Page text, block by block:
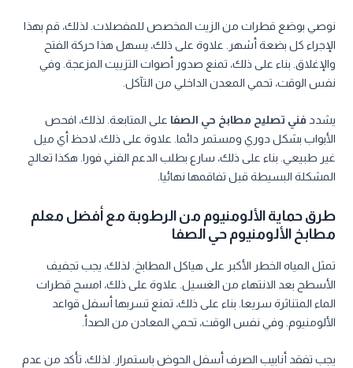
نوصي بوضع قطرات من الزيت المخصص للمفصلات. لذلك، قم بهذا
الإجراء كل بضعة أشهر. علاوة على ذلك، يسهل هذا حركة الفتح
والإغلاق. بناء على ذلك، تمنع صدور أصوات التزييت المزعجة. وفي
نفس الوقت، تحمي المعدن الداخلي من التآكل.
يشدد فني تصليح مطابخ حي الصفا على المتابعة. لذلك، افحص
الأبواب بشكل دوري ومستمر دائما. علاوة على ذلك، لاحظ أي ميل
غير طبيعي. بناء على ذلك، سارع بطلب الدعم الفني فورا. هكذا تعالج
المشكلة البسيطة قبل تفاقمها نهائيا.
طرق حماية الألومنيوم من الرطوبة مع أفضل معلم
مطابخ الألومنيوم حي الصفا
تمثل المياه الخطر الأكبر على هياكل المطابخ. لذلك، يجب تجفيف
الأسطح بعد الانتهاء من الغسيل. علاوة على ذلك، امسح قطرات
الماء المتناثرة سريعا. بناء على ذلك، تمنع تسربها أسفل قواعد
الألومنيوم. وفي نفس الوقت، تحمي المعادن من الصدأ.
يجب تفقد أنابيب الصرف أسفل الحوض باستمرار. لذلك، تأكد من عدم